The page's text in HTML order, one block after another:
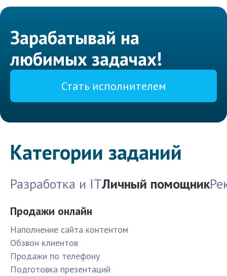
Зарабатывай на
любимых задачах!
Стать исполнителем
Категории заданий
Разработка и ITЛичный помощник
Продажи онлайн
Наполнение сайта контентом
Обзвон клиентов
Продажи по телефону
Подготовка презентаций